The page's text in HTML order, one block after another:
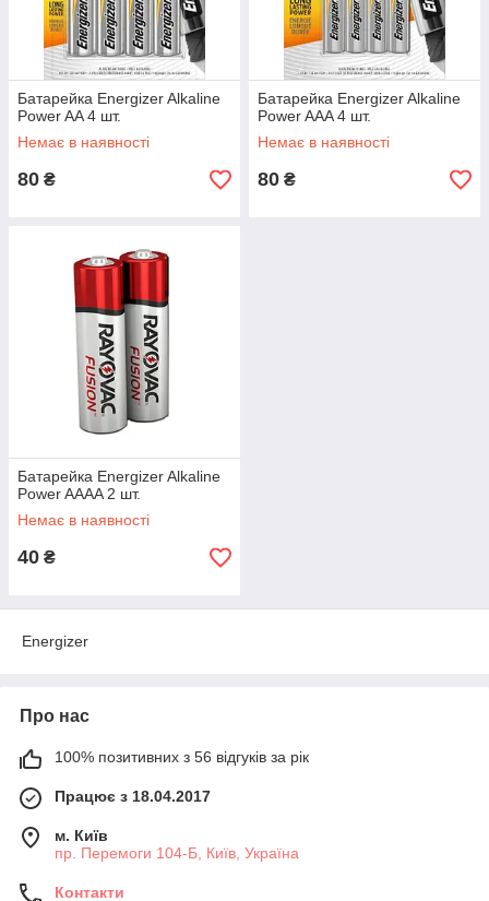
Батарейка Energizer Alkaline
Power AA 4 шт.
Немає в наявності
80 ₴
Батарейка Energizer Alkaline
Power AAA 4 шт.
Немає в наявності
80 ₴
Батарейка Energizer Alkaline
Power AAAA 2 шт.
Немає в наявності
40 ₴
Energizer
Про нас
100% позитивних з 56 відгуків за рік
Працює з 18.04.2017
м. Київ
пр. Перемоги 104-Б, Київ, Україна
Контакти